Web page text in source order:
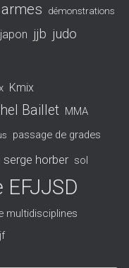
démonstrations
japon jjb judo
Kmix
Baillet MMA
passage de grades
serge horber sol
EFJJSD
multidisciplines